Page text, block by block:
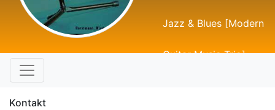
Jazz & Blues [Modern
Guitar Music Trio]
Kontakt